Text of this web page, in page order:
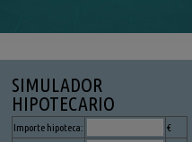
SIMULADOR
HIPOTECARIO
Importe hipoteca:
€